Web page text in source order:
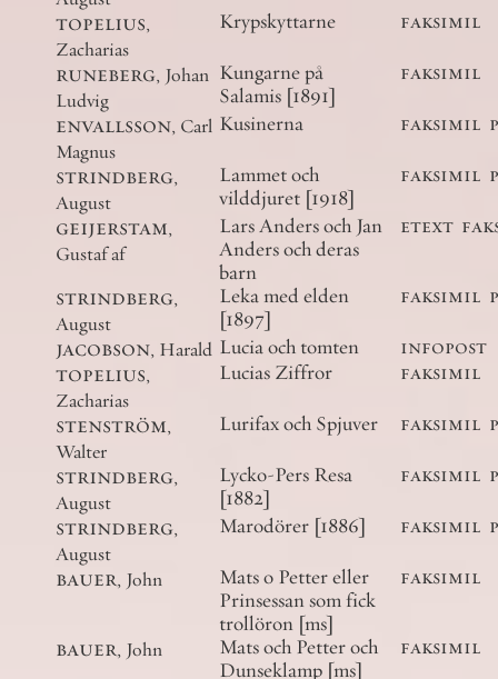
topelius,
Zacharias
Krypskyttarne faksimil
runeberg, Johan
Ludvig
Kungarne på
Salamis [1891]
faksimil
envallsson, Carl
Magnus
Kusinerna faksimil
strindberg,
August
Lammet och
vilddjuret [1918]
faksimil
geijerstam,
Gustaf af
Lars Anders och Jan
Anders och deras
barn
etext
strindberg,
August
Leka med elden
[1897]
faksimil
jacobson, Harald Lucia och tomten infopost
topelius,
Zacharias
Lucias Ziffror faksimil
stenström,
Walter
Lurifax och Spjuver faksimil
strindberg,
August
Lycko-Pers Resa
[1882]
faksimil
strindberg,
August
Marodörer [1886] faksimil
bauer, John
Mats o Petter eller
Prinsessan som fick
trollöron [ms]
faksimil
bauer, John
Mats och Petter och
Dunseklamp [ms]
faksimil